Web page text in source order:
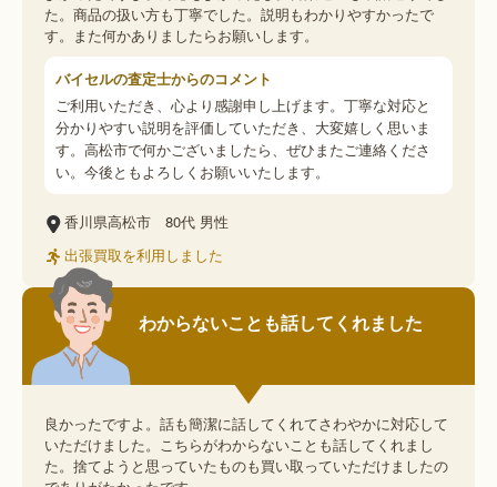
た。商品の扱い方も丁寧でした。説明もわかりやすかったで
す。また何かありましたらお願いします。
バイセルの査定士からのコメント
ご利用いただき、心より感謝申し上げます。丁寧な対応と
分かりやすい説明を評価していただき、大変嬉しく思いま
す。高松市で何かございましたら、ぜひまたご連絡くださ
い。今後ともよろしくお願いいたします。
香川県高松市 80代 男性
出張買取を利用しました
わからないことも話してくれました
良かったですよ。話も簡潔に話してくれてさわやかに対応して
いただけました。こちらがわからないことも話してくれまし
た。捨てようと思っていたものも買い取っていただけましたの